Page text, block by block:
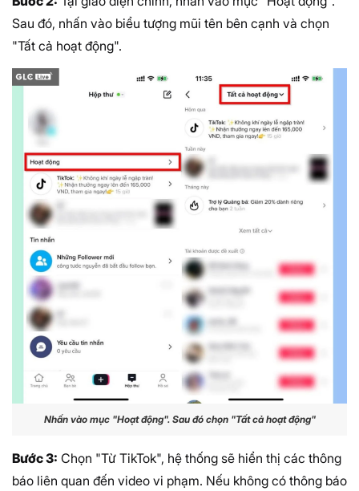
Sau đó, nhấn vào biểu tượng mũi tên bên cạnh và chọn
"Tất cả hoạt động".
Nhấn vào mục "Hoạt động". Sau đó chọn "Tất cả hoạt động"
Bước 3: Chọn "Từ TikTok", hệ thống sẽ hiển thị các thông
báo liên quan đến video vi phạm. Nếu không có thông báo